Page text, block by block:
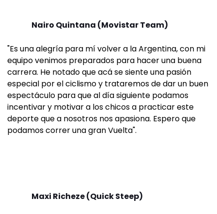
Nairo Quintana (Movistar Team)
"Es una alegría para mí volver a la Argentina, con mi
equipo venimos preparados para hacer una buena
carrera. He notado que acá se siente una pasión
especial por el ciclismo y trataremos de dar un buen
espectáculo para que al día siguiente podamos
incentivar y motivar a los chicos a practicar este
deporte que a nosotros nos apasiona. Espero que
podamos correr una gran Vuelta".
Maxi Richeze (Quick Steep)